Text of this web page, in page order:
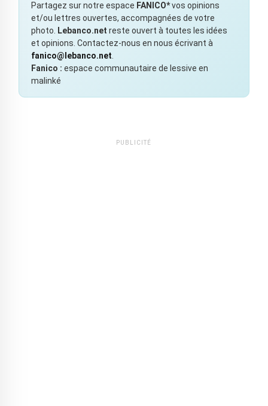
Partagez sur notre espace FANICO*vos opinions
et/ou lettres ouvertes, accompagnées de votre
photo. Lebanco.net reste ouvert à toutes les idées
et opinions. Contactez-nous en nous écrivant à
fanico@lebanco.net.
Fanico : espace communautaire de lessive en
malinké
PUBLICITÉ